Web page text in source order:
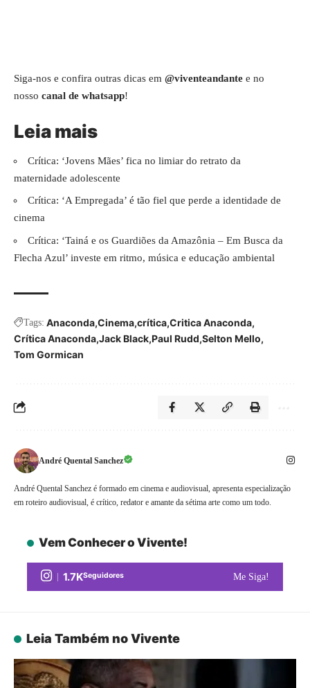
Siga-nos e confira outras dicas em @viventeandante e no
nosso canal de whatsapp!
Leia mais
Crítica: ‘Jovens Mães’ fica no limiar do retrato da
maternidade adolescente
Crítica: ‘A Empregada’ é tão fiel que perde a identidade de
cinema
Crítica: ‘Tainá e os Guardiões da Amazônia – Em Busca da
Flecha Azul’ investe em ritmo, música e educação ambiental
Tags: Anaconda Cinema crítica Critica Anaconda
Crítica Anaconda Jack Black Paul Rudd Selton Mello
Tom Gormican
André Quental Sanchez
André Quental Sanchez é formado em cinema e audiovisual, apresenta especialização
em roteiro audiovisual, é crítico, redator e amante da sétima arte como um todo.
Vem Conhecer o Vivente!
1.7KSeguidores Me Siga!
Leia Também no Vivente